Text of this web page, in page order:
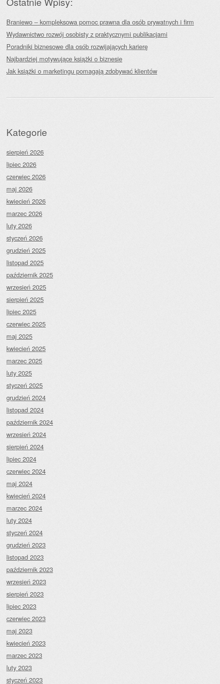
Braniewo – kompleksowa pomoc prawna dla osób prywatnych i firm
Wydawnictwo rozwój osobisty z praktycznymi publikacjami
Poradniki biznesowe dla osób rozwijających karierę
Najbardziej motywujące książki o biznesie
Jak książki o marketingu pomagają zdobywać klientów
Kategorie
sierpień 2026
lipiec 2026
czerwiec 2026
maj 2026
kwiecień 2026
marzec 2026
luty 2026
styczeń 2026
grudzień 2025
listopad 2025
październik 2025
wrzesień 2025
sierpień 2025
lipiec 2025
czerwiec 2025
maj 2025
kwiecień 2025
marzec 2025
luty 2025
styczeń 2025
grudzień 2024
listopad 2024
październik 2024
wrzesień 2024
sierpień 2024
lipiec 2024
czerwiec 2024
maj 2024
kwiecień 2024
marzec 2024
luty 2024
styczeń 2024
grudzień 2023
listopad 2023
październik 2023
wrzesień 2023
sierpień 2023
lipiec 2023
czerwiec 2023
maj 2023
kwiecień 2023
marzec 2023
luty 2023
styczeń 2023